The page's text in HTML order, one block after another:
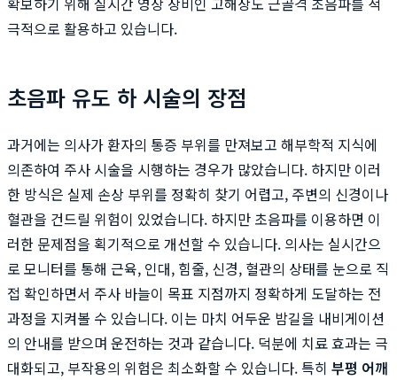
극적으로 활용하고 있습니다.
초음파 유도 하 시술의 장점
과거에는 의사가 환자의 통증 부위를 만져보고 해부학적 지식에
의존하여 주사 시술을 시행하는 경우가 많았습니다. 하지만 이러
한 방식은 실제 손상 부위를 정확히 찾기 어렵고, 주변의 신경이나
혈관을 건드릴 위험이 있었습니다. 하지만 초음파를 이용하면 이
러한 문제점을 획기적으로 개선할 수 있습니다. 의사는 실시간으
로 모니터를 통해 근육, 인대, 힘줄, 신경, 혈관의 상태를 눈으로 직
접 확인하면서 주사 바늘이 목표 지점까지 정확하게 도달하는 전
과정을 지켜볼 수 있습니다. 이는 마치 어두운 밤길을 내비게이션
의 안내를 받으며 운전하는 것과 같습니다. 덕분에 치료 효과는 극
대화되고, 부작용의 위험은 최소화할 수 있습니다. 특히 부평 어깨